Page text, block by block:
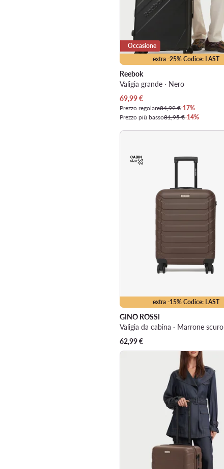
extra -25% Codice: LAST
Occasione
Reebok
Valigia grande · Nero
Prezzo attuale
69,99€
Prezzo regolare84,99 €-17%
Prezzo più basso81,95 €-14%
extra -15% Codice: LAST
GINO ROSSI
Valigia da cabina · Marrone scuro
62,99€